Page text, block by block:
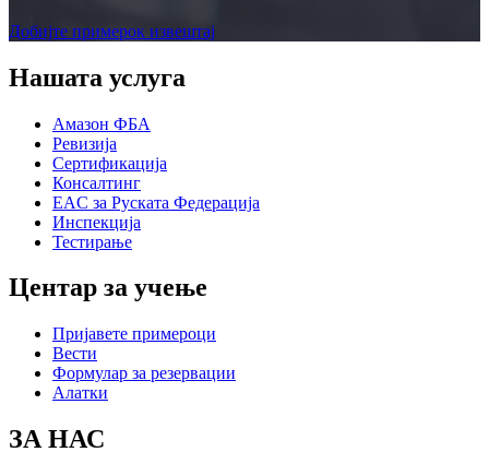
Добијте примерок извештај
Нашата услуга
Амазон ФБА
Ревизија
Сертификација
Консалтинг
EAC за Руската Федерација
Инспекција
Тестирање
Центар за учење
Пријавете примероци
Вести
Формулар за резервации
Алатки
ЗА НАС